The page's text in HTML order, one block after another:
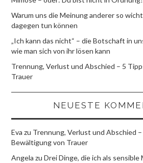
Warum uns die Meinung anderer so
dagegen tun können
„Ich kann das nicht“ – die Botschaft in
wie man sich von ihr lösen kann
Trennung, Verlust und Abschied – 5
Trauer
NEUESTE
Eva zu Trennung, Verlust und Abschied
Bewältigung von Trauer
Angela zuDrei Dinge, die ich als